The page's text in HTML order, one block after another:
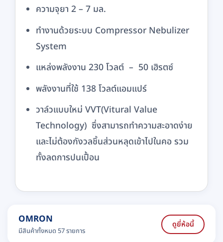
ความจุยา 2 – 7 มล.
ทำงานด้วยระบบ Compressor Nebulizer
System
แหล่งพลังงาน 230 โวลต์ – 50 เฮิรตซ์
พลังงานที่ใช้ 138 โวลต์แอมแปร์
วาล์วแบบใหม่ VVT(Vitural Value
Technology) ซึ่งสามารถทำความสะอาดง่าย
และไม่ต้องกังวลชิ้นส่วนหลุดเข้าไปในคอ รวม
ทั้งลดการปนเปื้อน
OMRON
มีสินค้าทั้งหมด 57 รายการ
ดูยี่ห้อนี้